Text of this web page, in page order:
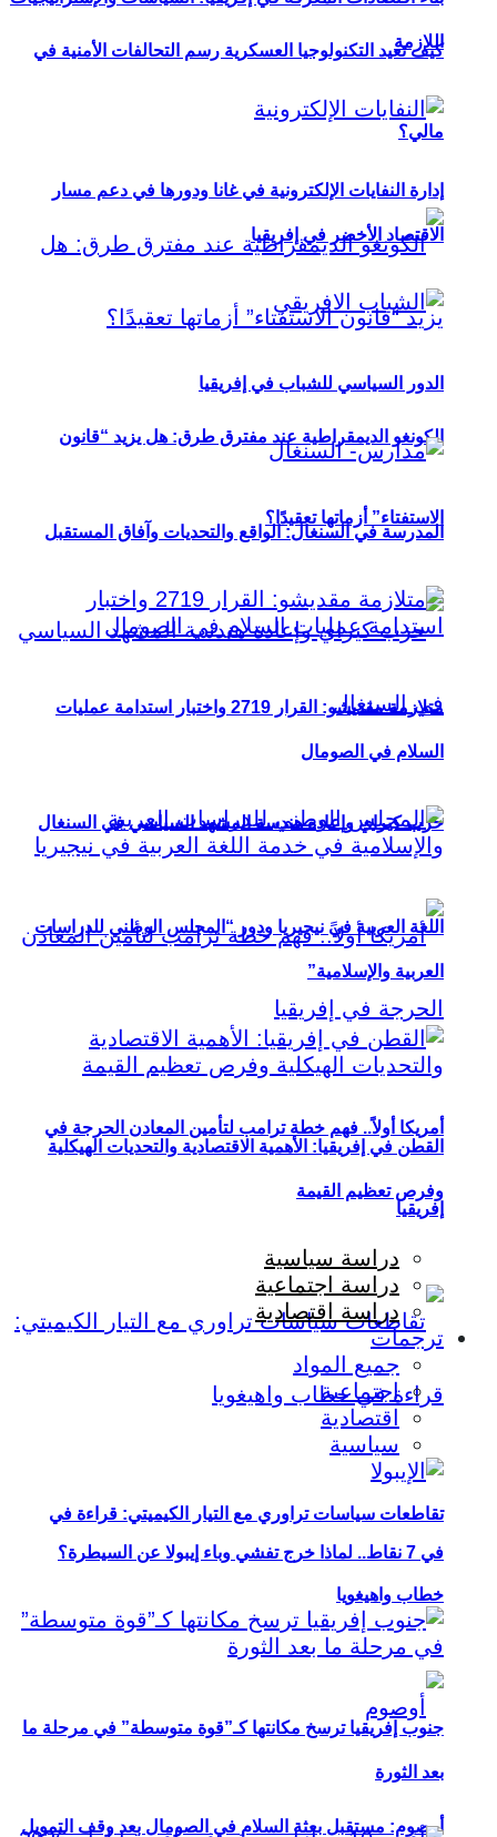
كيف تعيد التكنولوجيا العسكرية رسم التحالفات الأمنية في
مالي؟
الكونغو الديمقراطية عند مفترق طرق: هل يزيد “قانون
الاستفتاء” أزماتها تعقيدًا؟
حزب كيراي وإعادة هندسة المشهد السياسي في السنغال
أمريكا أولاً.. فهم خطة ترامب لتأمين المعادن الحرجة في
إفريقيا
تقاطعات سياسات تراوري مع التيار الكيميتي: قراءة في
خطاب واهيغويا
أوصوم: مستقبل بعثة السلام في الصومال بعد وقف التمويل
اللازمة
إدارة النفايات الإلكترونية في غانا ودورها في دعم مسار
الاقتصاد الأخضر في إفريقيا
الدور السياسي للشباب في إفريقيا
المدرسة في السنغال: الواقع والتحديات وآفاق المستقبل
متلازمة مقديشو: القرار 2719 واختبار استدامة عمليات
السلام في الصومال
اللغة العربية في نيجيريا ودور “المجلس الوطني للدراسات
العربية والإسلامية”
القطن في إفريقيا: الأهمية الاقتصادية والتحديات الهيكلية
وفرص تعظيم القيمة
دراسة سياسية
دراسة اجتماعية
دراسة اقتصادية
ترجمات
جميع المواد
اجتماعية
اقتصادية
سياسية
في 7 نقاط.. لماذا خرج تفشي وباء إيبولا عن السيطرة؟
جنوب إفريقيا ترسخ مكانتها كـ”قوة متوسطة” في مرحلة ما
بعد الثورة